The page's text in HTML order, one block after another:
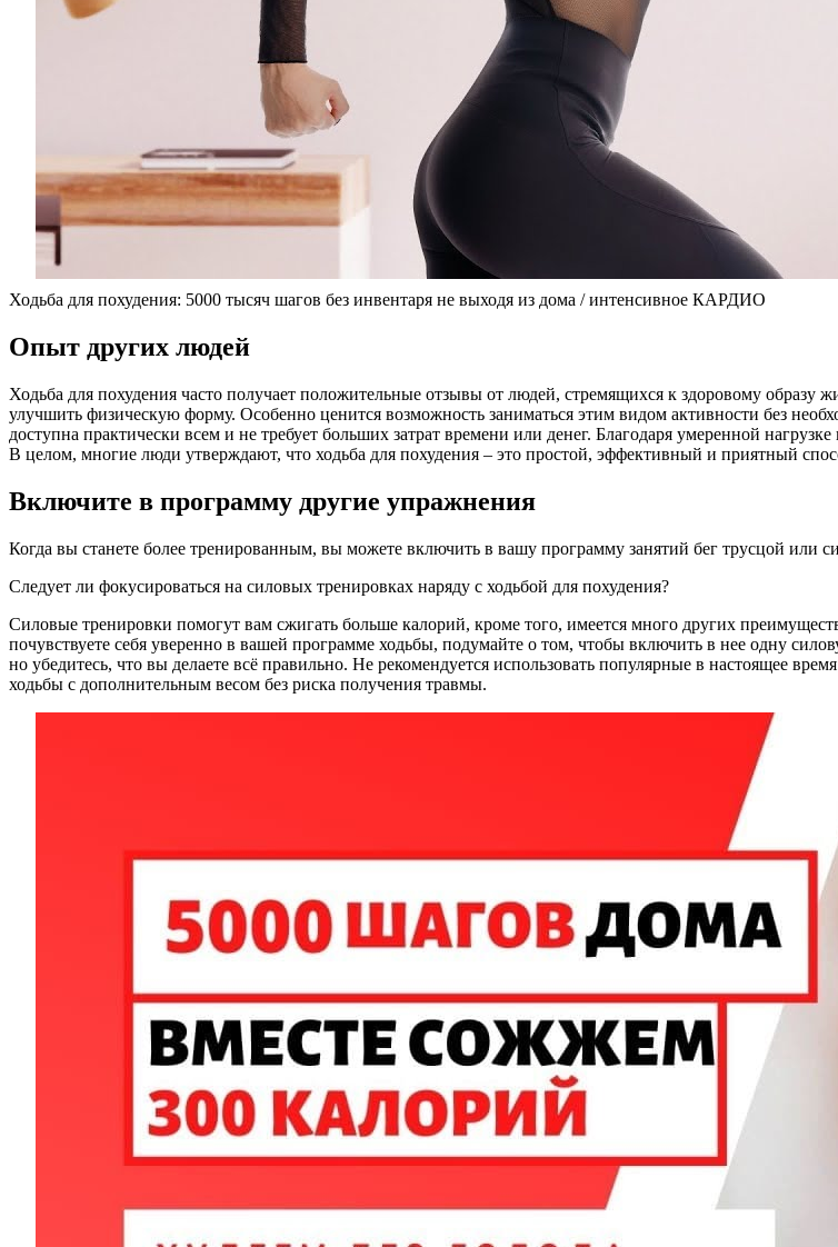
Ходьба для похудения: 5000 тысяч шагов без инвентаря не выходя из дома / интенсивное КАРДИО
Опыт других людей
Ходьба для похудения часто получает положительные отзывы от людей, стремящихся к здоровому
улучшить физическую форму. Особенно ценится возможность заниматься этим видом активности без
доступна практически всем и не требует больших затрат времени или денег. Благодаря умеренной
В целом, многие люди утверждают, что ходьба для похудения – это простой, эффективный и приятный
Включите в программу другие упражнения
Когда вы станете более тренированным, вы можете включить в вашу программу занятий бег трусцой или
Следует ли фокусироваться на силовых тренировках наряду с ходьбой для похудения?
Силовые тренировки помогут вам сжигать больше калорий, кроме того, имеется много других
почувствуете себя уверенно в вашей программе ходьбы, подумайте о том, чтобы включить в нее одну
но убедитесь, что вы делаете всё правильно. Не рекомендуется использовать популярные в настоящее
ходьбы с дополнительным весом без риска получения травмы.